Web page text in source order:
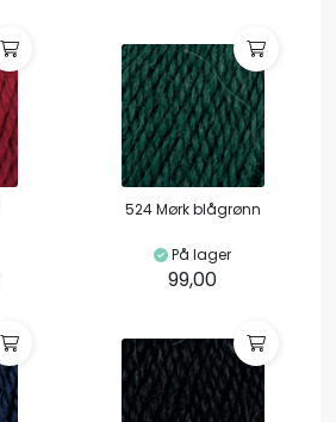
524 Mørk blågrønn
På lager
99,00